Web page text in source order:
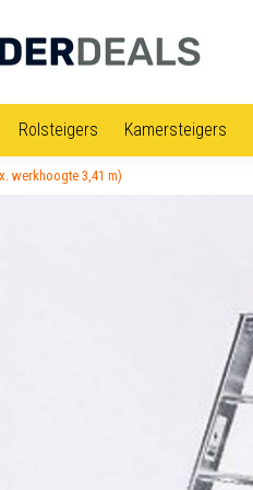
Rolsteigers Kamersteigers
werkhoogte 3,41 m)